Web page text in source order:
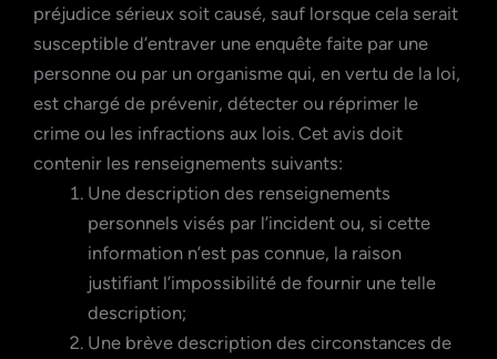
préjudice sérieux soit causé, sauf lorsque cela serait
susceptible d’entraver une enquête faite par une
personne ou par un organisme qui, en vertu de la loi,
est chargé de prévenir, détecter ou réprimer le
crime ou les infractions aux lois. Cet avis doit
contenir les renseignements suivants:
Une description des renseignements
personnels visés par l’incident ou, si cette
information n’est pas connue, la raison
justifiant l’impossibilité de fournir une telle
description;
Une brève description des circonstances de